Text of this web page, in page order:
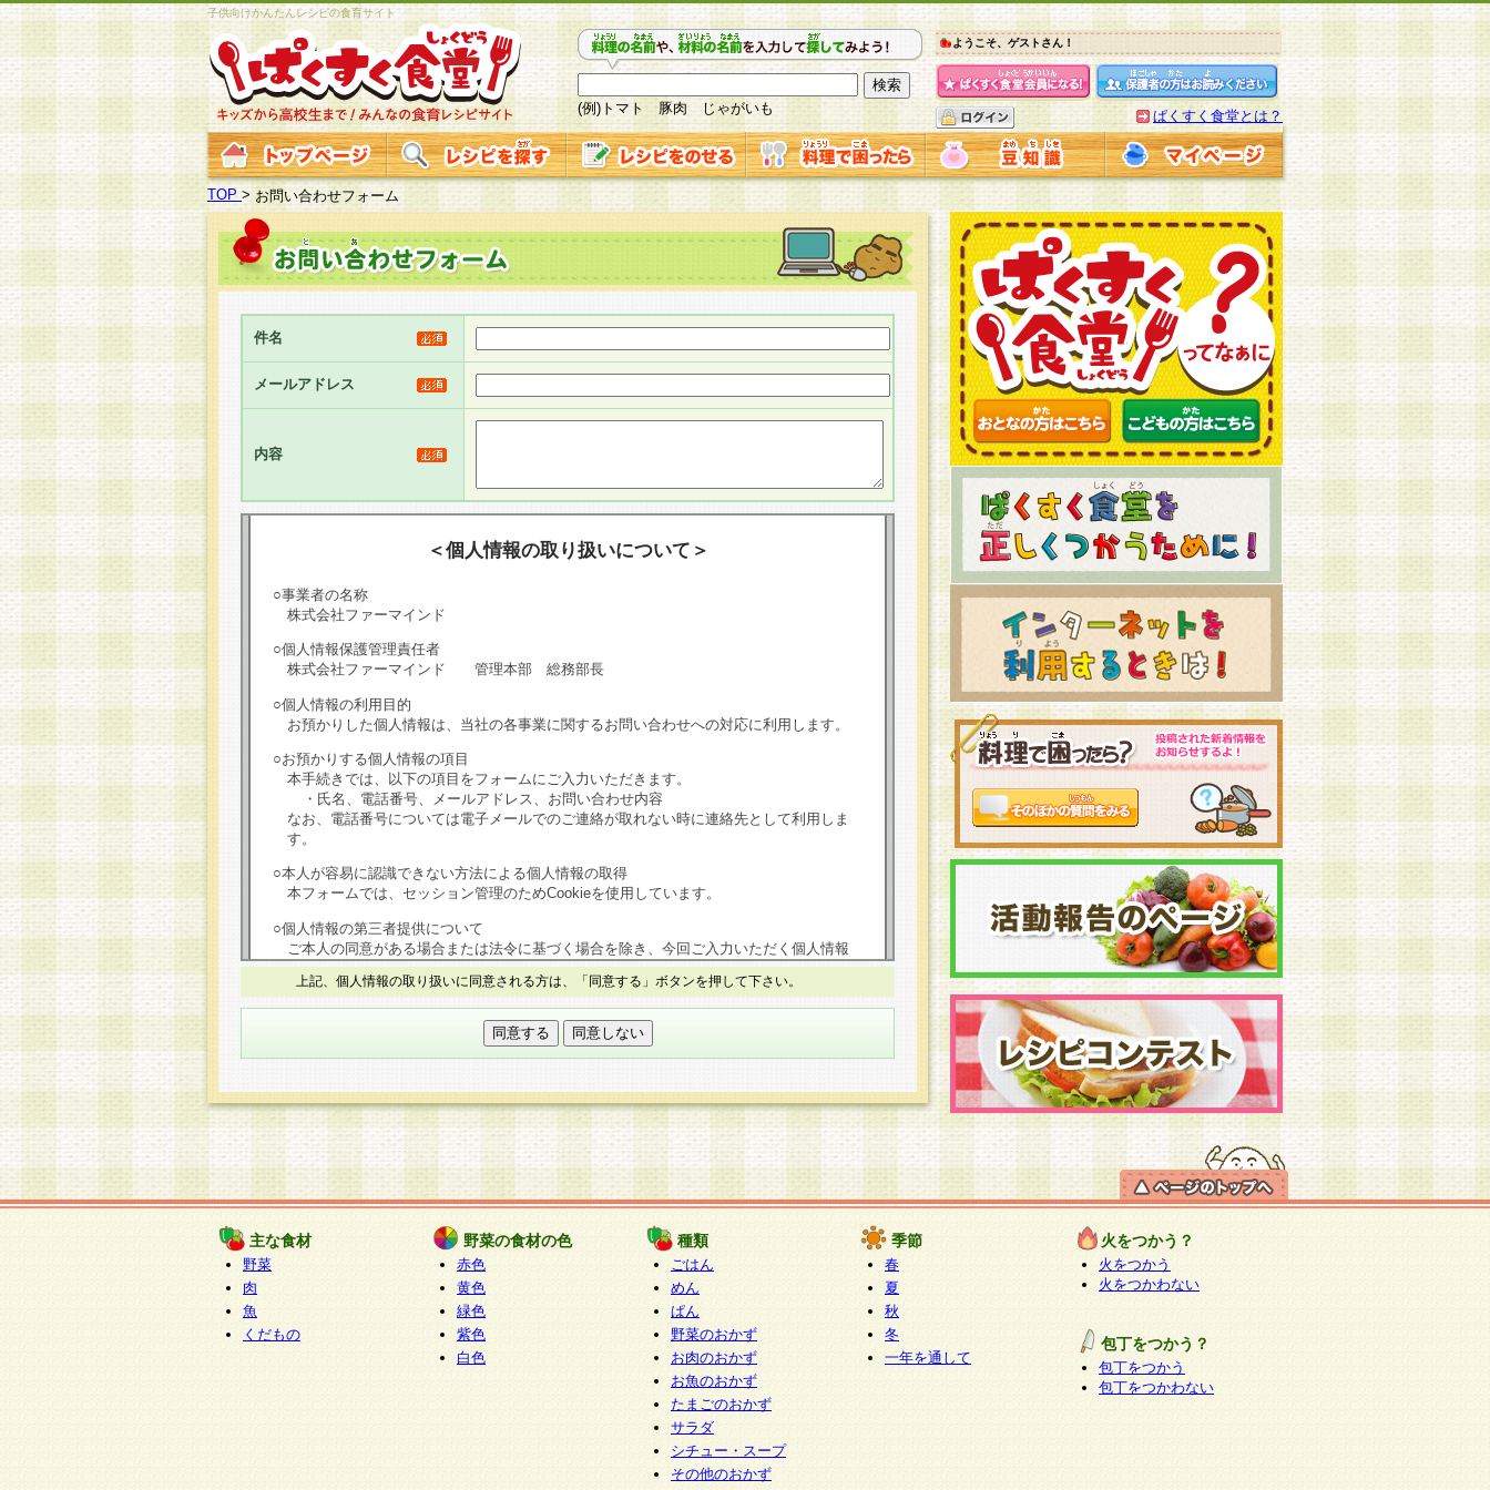
子供向けかんたんレシピの食育サイト
(例)トマト 豚肉 じゃがいも
ようこそ、ゲストさん！
ぱくすく食堂とは？
TOP >お問い合わせフォーム
件名
メールアドレス
内容
＜個人情報の取り扱いについて＞
○事業者の名称
株式会社ファーマインド
○個人情報保護管理責任者
株式会社ファーマインド 管理本部 総務部長
○個人情報の利用目的
お預かりした個人情報は、当社の各事業に関するお問い合わせへの対応に利用します。
○お預かりする個人情報の項目
本手続きでは、以下の項目をフォームにご入力いただきます。
・氏名、電話番号、メールアドレス、お問い合わせ内容
なお、電話番号については電子メールでのご連絡が取れない時に連絡先として利用しま
す。
○本人が容易に認識できない方法による個人情報の取得
本フォームでは、セッション管理のためCookieを使用しています。
○個人情報の第三者提供について
ご本人の同意がある場合または法令に基づく場合を除き、今回ご入力いただく個人情報
は第三者に提供しません。
個人情報の取り扱いを外部に委託する場合は、当社が規定する個人情報管理基準を満た
す企業を選定して委託を行い、適切な取り扱いが行われるよう監督します。
本人からの求めにより、当社が本件により取得した開示対象個人情報の利用目的の通
知・開示・内容の訂正・追加または削除・利用の停止・消去及び第三者への提供の禁止
（以下、総称して「開示等」といいます。）に応じます。
開示等に応じる窓口は以下になります。
ぱくすく食堂個人情報お客様相談窓口
paku-info@pakusuku.com
個人情報を与えることは任意ですが、個人情報の取扱いについて同意をいただけない場
合には、当社のサービスの提供、お客様からのお問い合わせ・ご相談への対応ができな
い場合がございますのでご了承ください。
上記、個人情報の取り扱いに同意される方は、「同意する」ボタンを押して下さい。
主な食材
野菜
肉
魚
くだもの
野菜の食材の色
赤色
黄色
緑色
紫色
白色
種類
ごはん
めん
ぱん
野菜のおかず
お肉のおかず
お魚のおかず
たまごのおかず
サラダ
シチュー・スープ
その他のおかず
季節
春
夏
秋
冬
一年を通して
火をつかう？
火をつかう
火をつかわない
包丁をつかう？
包丁をつかう
包丁をつかわない